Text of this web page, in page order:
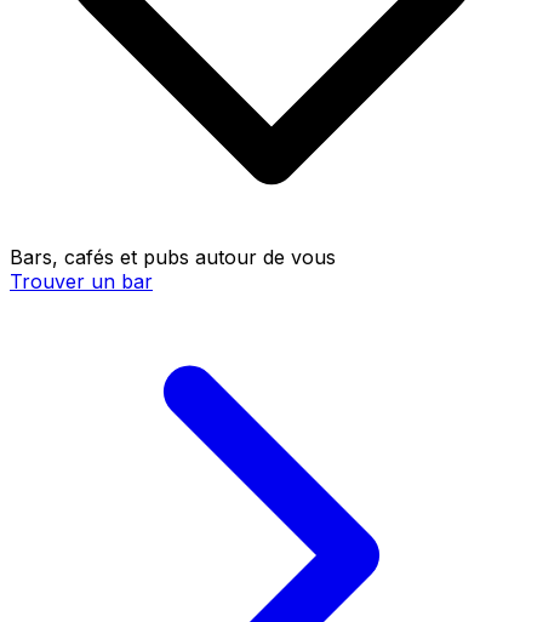
Bars, cafés et pubs autour de vous
Trouver un bar